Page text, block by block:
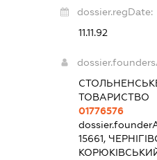
dossier.regDate:
11.11.92
ТОВАРИСТВО
01776576
15661,